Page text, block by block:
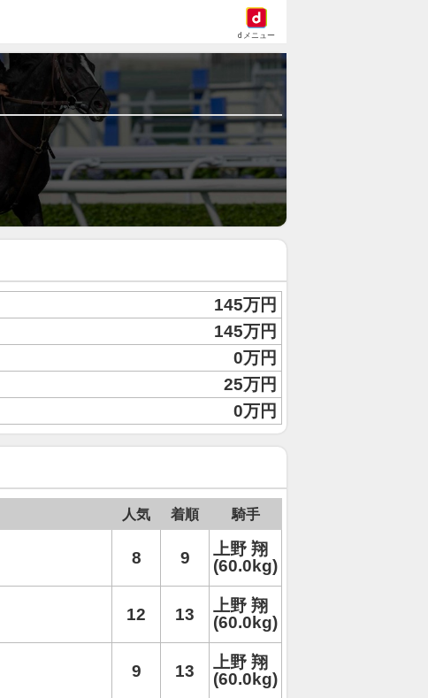
dメニュー
145万円
145万円
0万円
25万円
0万円
人気 着順 騎手
8 9
上野 翔
(60.0kg)
12 13
上野 翔
(60.0kg)
9 13
上野 翔
(60.0kg)